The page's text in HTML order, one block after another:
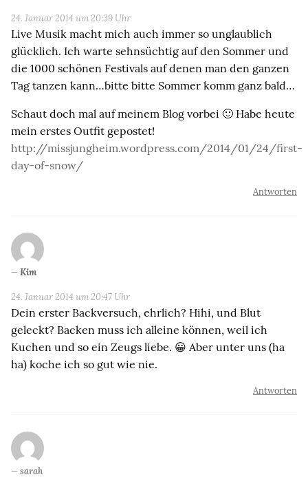
24. Januar 2014 um 20:39 Uhr
Live Musik macht mich auch immer so unglaublich
glücklich. Ich warte sehnsüchtig auf den Sommer und
die 1000 schönen Festivals auf denen man den ganzen
Tag tanzen kann…bitte bitte Sommer komm ganz bald…
Schaut doch mal auf meinem Blog vorbei 🙂 Habe heute
mein erstes Outfit gepostet!
http://missjungheim.wordpress.com/2014/01/24/first-
day-of-snow/
Antworten
Kim
24. Januar 2014 um 20:47 Uhr
Dein erster Backversuch, ehrlich? Hihi, und Blut
geleckt? Backen muss ich alleine können, weil ich
Kuchen und so ein Zeugs liebe. 😀 Aber unter uns (ha
ha) koche ich so gut wie nie.
Antworten
sarah